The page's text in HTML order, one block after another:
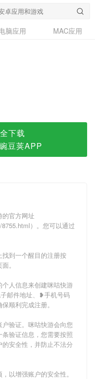
脑应用
MAC应用
下载
豆荚APP
官方网址
）。您可以通过
到一个醒目的注册按
。
人信息来创建咪咕快游
邮件地址、❥手机号码
顺利完成注册。
验证。咪咕快游会向您
验证信息，您需要按照
安全性，并防止不法分
以增强账户的安全性。